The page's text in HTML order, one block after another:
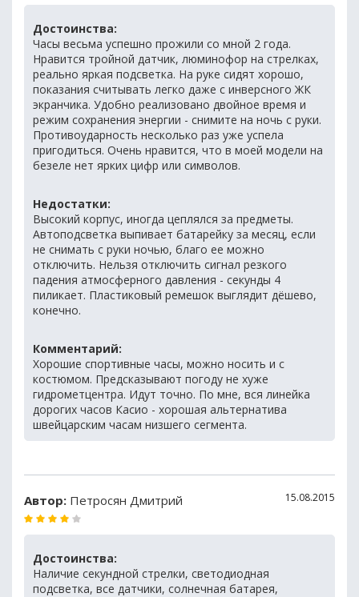
Достоинства:
Часы весьма успешно прожили со мной 2 года.
Нравится тройной датчик, люминофор на стрелках,
реально яркая подсветка. На руке сидят хорошо,
показания считывать легко даже с инверсного ЖК
экранчика. Удобно реализовано двойное время и
режим сохранения энергии - снимите на ночь с руки.
Противоударность несколько раз уже успела
пригодиться. Очень нравится, что в моей модели на
безеле нет ярких цифр или символов.
Недостатки:
Высокий корпус, иногда цеплялся за предметы.
Автоподсветка выпивает батарейку за месяц, если
не снимать с руки ночью, благо ее можно
отключить. Нельзя отключить сигнал резкого
падения атмосферного давления - секунды 4
пиликает. Пластиковый ремешок выглядит дёшево,
конечно.
Комментарий:
Хорошие спортивные часы, можно носить и с
костюмом. Предсказывают погоду не хуже
гидрометцентра. Идут точно. По мне, вся линейка
дорогих часов Касио - хорошая альтернатива
швейцарским часам низшего сегмента.
Автор: Петросян Дмитрий 15.08.2015
Достоинства:
Наличие секундной стрелки, светодиодная
подсветка, все датчики, солнечная батарея,